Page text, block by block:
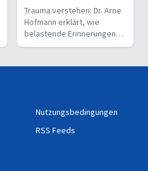
Lasten der
Vergangenheit
loswerden
Trauma verstehen: Dr. Arne
Hofmann erklärt, wie
belastende Erinnerungen
wirken – und wie Heilung
und EMDR möglich wird.
Nutzungsbedingungen
RSS Feeds